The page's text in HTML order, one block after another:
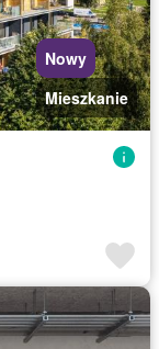
Nowy
Mieszkanie